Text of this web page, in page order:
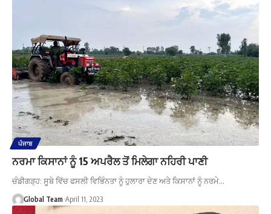
ਪੰਜਾਬ
ਨਰਮਾ ਕਿਸਾਨਾਂ ਨੂੰ 15 ਅਪਰੈਲ ਤੋਂ ਮਿਲੇਗਾ ਨਹਿਰੀ ਪਾਣੀ
ਚੰਡੀਗੜ੍ਹ: ਸੂਬੇ ਵਿੱਚ ਫਸਲੀ ਵਿਭਿੰਨਤਾ ਨੂੰ ਹੁਲਾਰਾ ਦੇਣ ਅਤੇ ਕਿਸਾਨਾਂ ਨੂੰ ਨਰਮੇ…
Global Team April 11, 2023